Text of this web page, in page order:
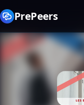
PrePeers